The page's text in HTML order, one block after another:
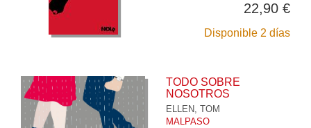
22,90 €
Disponible 2 días
TODO SOBRE
NOSOTROS
ELLEN, TOM
MALPASO